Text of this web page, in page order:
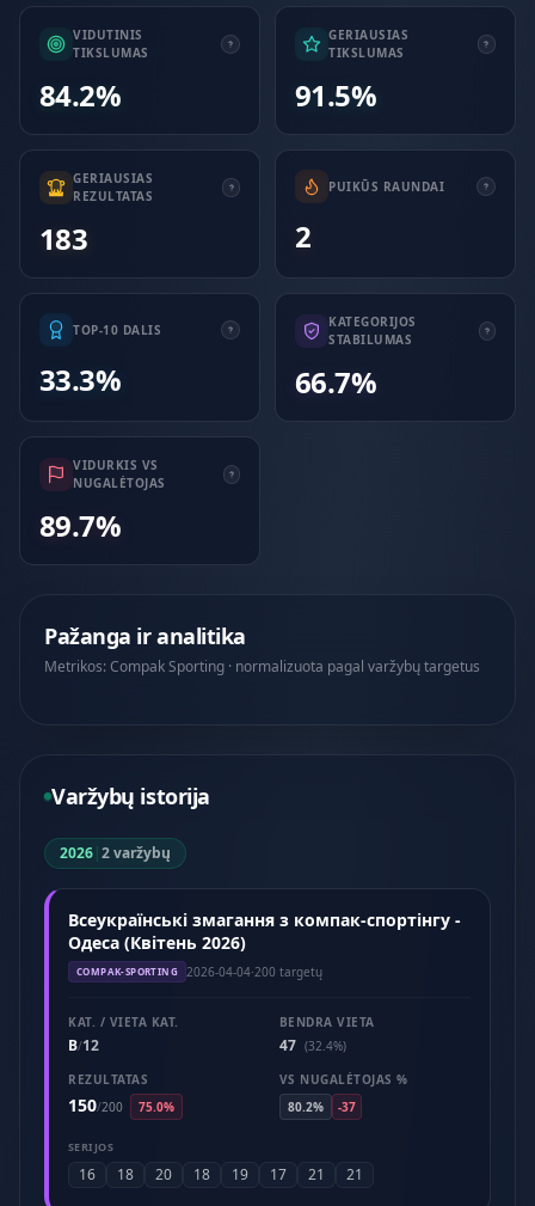
VIDUTINIS
TIKSLUMAS
84.2%
GERIAUSIAS
TIKSLUMAS
91.5%
GERIAUSIAS
REZULTATAS
183
PUIKŪS RAUNDAI
2
TOP-10 DALIS
33.3%
KATEGORIJOS
STABILUMAS
66.7%
VIDURKIS VS
NUGALĖTOJAS
89.7%
Pažanga ir analitika
Metrikos: Compak Sporting · normalizuota pagal varžybų targetus
Varžybų istorija
2026|2 varžybų
Всеукраїнські змагання з компак-спортінгу -
Одеса (Квітень 2026)
COMPAK-SPORTING 2026-04-04·200 targetų
KAT. / VIETA KAT.
B/12
BENDRA VIETA
47 (32.4%)
REZULTATAS
150/200 75.0%
VS NUGALĖTOJAS %
80.2%
-37
SERIJOS
16 18 20 18 19 17 21 21